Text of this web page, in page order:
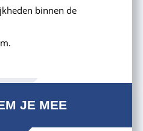
binnen de
JE MEE